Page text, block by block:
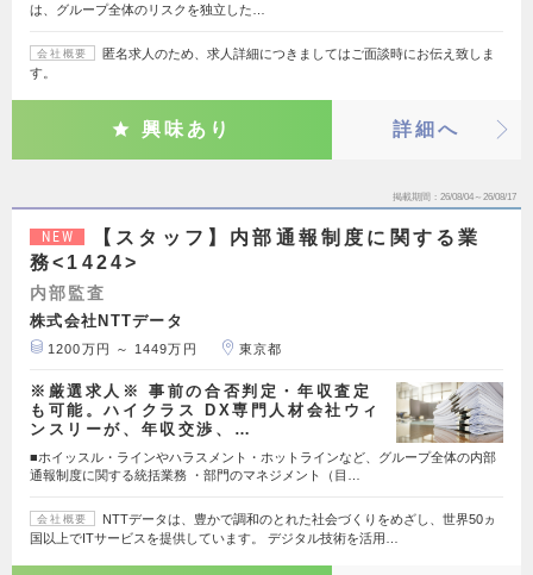
は、グループ全体のリスクを独立した…
会社概要
匿名求人のため、求人詳細につきましてはご面談時にお伝え致しま
す。
興味あり 詳細へ
掲載期間 26/08/04～26/08/17
NEW
【スタッフ】内部通報制度に関する業
務<1424>
内部監査
株式会社NTTデータ
1200万円 ～ 1449万円 東京都
※厳選求人※ 事前の合否判定・年収査定
も可能。ハイクラス DX専門人材会社ウィ
ンスリーが、年収交渉、…
■ホイッスル・ラインやハラスメント・ホットラインなど、グループ全体の内部
通報制度に関する統括業務 ・部門のマネジメント（目…
会社概要
NTTデータは、豊かで調和のとれた社会づくりをめざし、世界50ヵ
国以上でITサービスを提供しています。 デジタル技術を活用…